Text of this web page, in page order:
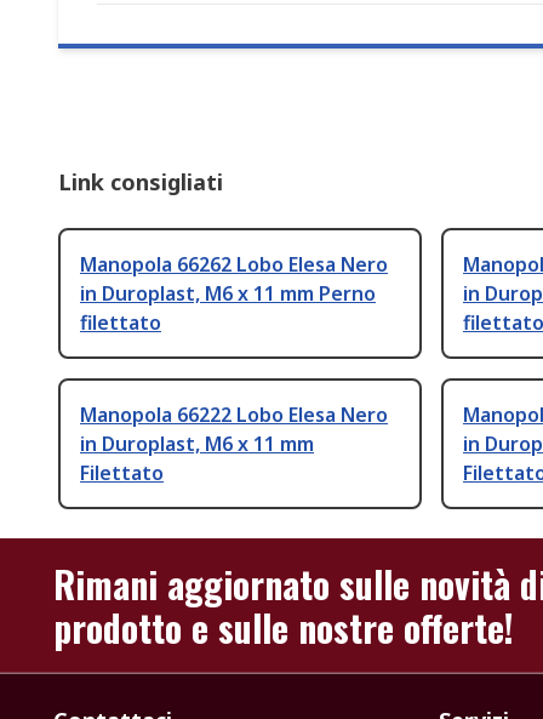
Link consigliati
Manopola 66262 Lobo Elesa Nero
in Duroplast, M6 x 11 mm Perno
filettato
in
filettato
Manopola 66222 Lobo Elesa Nero
in Duroplast, M6 x 11 mm
Filettato
in
Rimani aggiornato sulle novità
prodotto e sulle nostre offerte!